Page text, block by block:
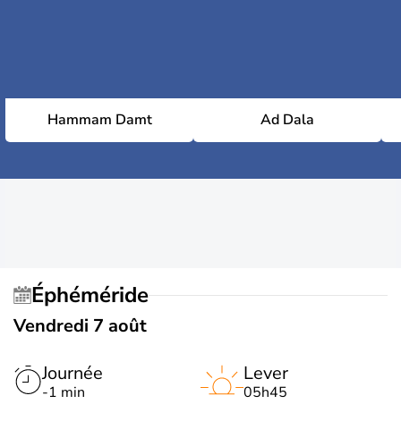
Hammam Damt Ad Dala
Éphéméride
Vendredi 7 août
Journée
-1 min
Lever
05h45